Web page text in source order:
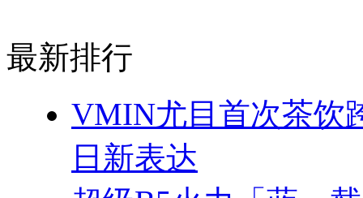
最新排行
VMIN尤目首次茶饮
日新表达